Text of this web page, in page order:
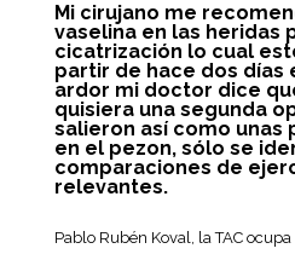
Mi cirujano me
vaselina en las heridas
cicatrización lo cual
partir de hace dos días
ardor mi doctor dice
quisiera una segunda
salieron así como unas
en el pezon, sólo se
comparaciones de
relevantes.
Pablo Rubén Koval, la TAC